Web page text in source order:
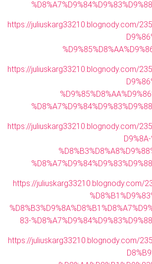
https://juliuskarg33210.blognody.com/
https://juliuskarg33210.blognody.com/
https://juliuskarg33210.blognody.com/
https://juliuskarg33210.blognody.com/
83-
https://juliuskarg33210.blognody.com/